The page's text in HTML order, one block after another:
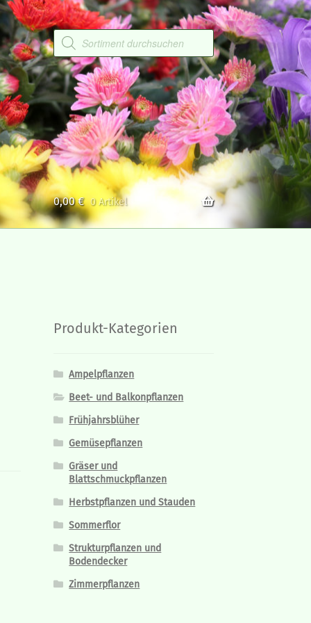
Products
search
0,00€ 0 Artikel
Produkt-Kategorien
Ampelpflanzen
Beet- und Balkonpflanzen
Frühjahrsblüher
Gemüsepflanzen
Gräser und
Blattschmuckpflanzen
Herbstpflanzen und Stauden
Sommerflor
Strukturpflanzen und
Bodendecker
Zimmerpflanzen